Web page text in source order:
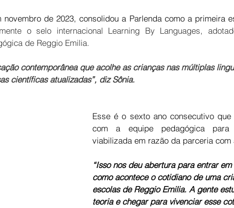
novembro de 2023, consolidou a Parlenda como a primeira
o selo internacional Learning By Languages,
de Reggio Emilia.
contemporânea que acolhe as crianças nas múltiplas
científicas atualizadas”, diz Sônia.
Esse é o sexto ano consecutivo
com a equipe pedagógica para
viabilizada em razão da parceria com
“Isso nos deu abertura para entrar
como acontece o cotidiano de uma
escolas de Reggio Emilia. A gente
teoria e chegar para vivenciar esse